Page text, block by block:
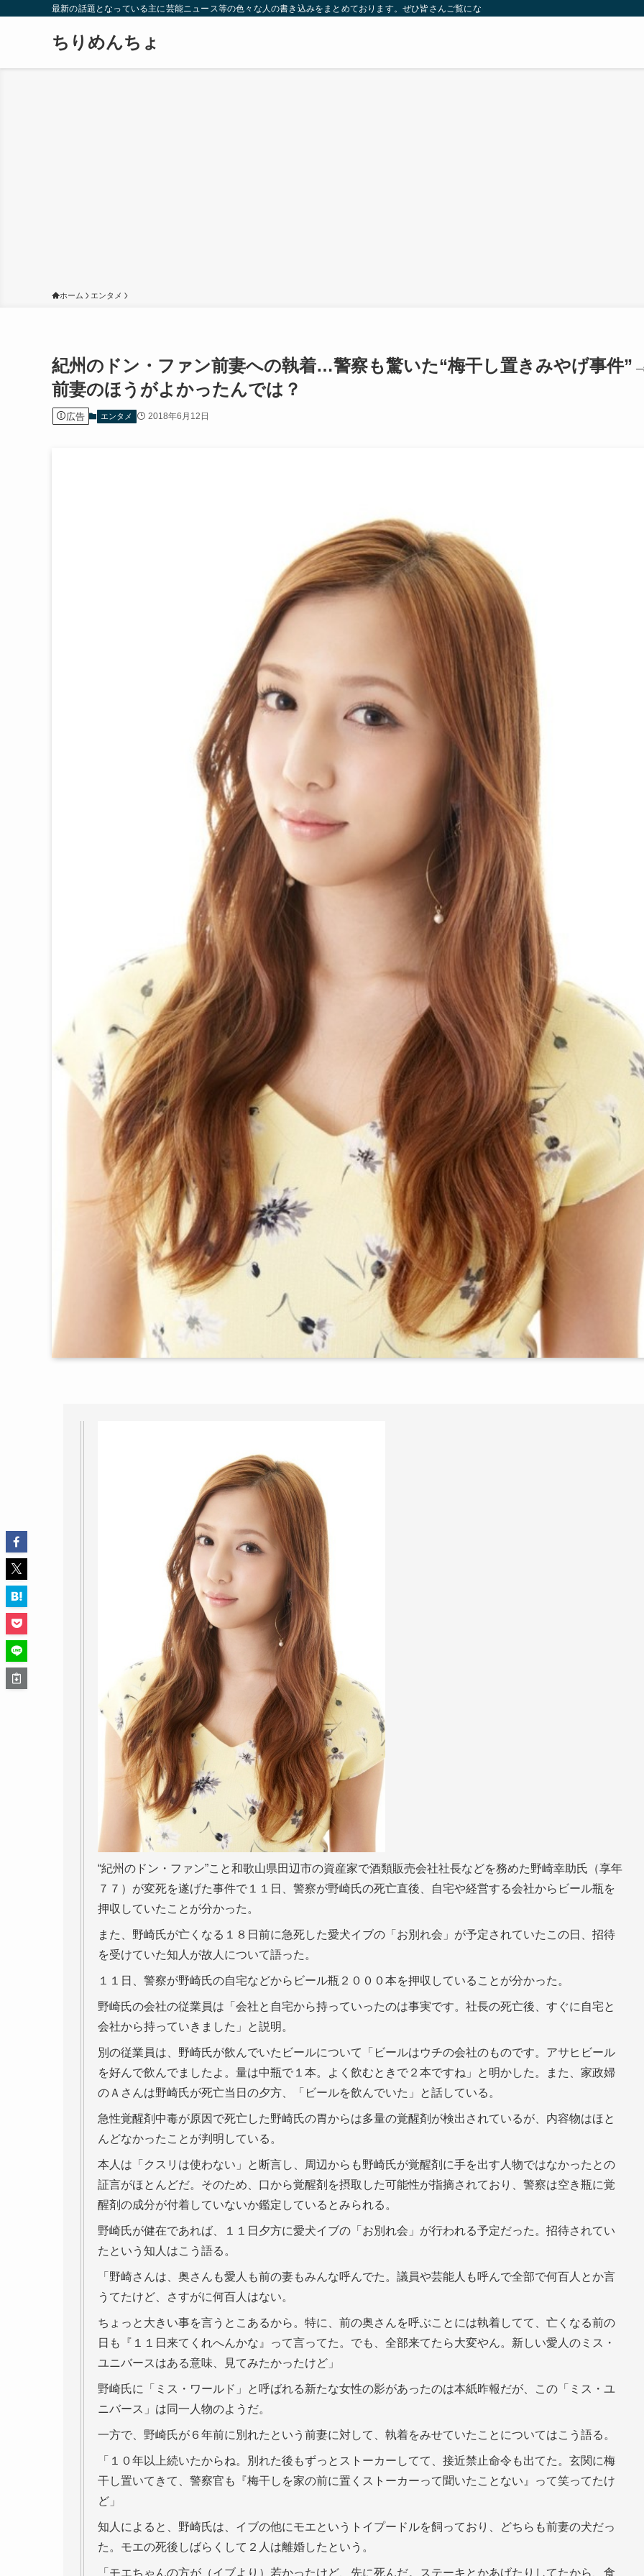
最新の話題となっている主に芸能ニュース等の色々な人の書き込みをまとめております。ぜひ皆さんご覧になっていってください。
ちりめんちょ
ホーム エンタメ
紀州のドン・ファン前妻への執着…警察も驚いた“梅干し置きみやげ事件
前妻のほうがよかったんでは？
広告 エンタメ 2018年6月12日
“紀州のドン・ファン”こと和歌山県田辺市の資産家で酒類販売会社社長などを務めた野崎幸助氏（享年
７７）が変死を遂げた事件で１１日、警察が野崎氏の死亡直後、自宅や経営する会社からビール瓶を
押収していたことが分かった。
また、野崎氏が亡くなる１８日前に急死した愛犬イブの「お別れ会」が予定されていたこの日、招待
を受けていた知人が故人について語った。
１１日、警察が野崎氏の自宅などからビール瓶２０００本を押収していることが分かった。
野崎氏の会社の従業員は「会社と自宅から持っていったのは事実です。社長の死亡後、すぐに自宅と
会社から持っていきました」と説明。
別の従業員は、野崎氏が飲んでいたビールについて「ビールはウチの会社のものです。アサヒビール
を好んで飲んでましたよ。量は中瓶で１本。よく飲むときで２本ですね」と明かした。また、家政婦
のＡさんは野崎氏が死亡当日の夕方、「ビールを飲んでいた」と話している。
急性覚醒剤中毒が原因で死亡した野崎氏の胃からは多量の覚醒剤が検出されているが、内容物はほと
んどなかったことが判明している。
本人は「クスリは使わない」と断言し、周辺からも野崎氏が覚醒剤に手を出す人物ではなかったとの
証言がほとんどだ。そのため、口から覚醒剤を摂取した可能性が指摘されており、警察は空き瓶に覚
醒剤の成分が付着していないか鑑定しているとみられる。
野崎氏が健在であれば、１１日夕方に愛犬イブの「お別れ会」が行われる予定だった。招待されてい
たという知人はこう語る。
「野崎さんは、奥さんも愛人も前の妻もみんな呼んでた。議員や芸能人も呼んで全部で何百人とか言
うてたけど、さすがに何百人はない。
ちょっと大きい事を言うとこあるから。特に、前の奥さんを呼ぶことには執着してて、亡くなる前の
日も『１１日来てくれへんかな』って言ってた。でも、全部来てたら大変やん。新しい愛人のミス・
ユニバースはある意味、見てみたかったけど」
野崎氏に「ミス・ワールド」と呼ばれる新たな女性の影があったのは本紙昨報だが、この「ミス・ユ
ニバース」は同一人物のようだ。
一方で、野崎氏が６年前に別れたという前妻に対して、執着をみせていたことについてはこう語る。
「１０年以上続いたからね。別れた後もずっとストーカーしてて、接近禁止命令も出てた。玄関に梅
干し置いてきて、警察官も『梅干しを家の前に置くストーカーって聞いたことない』って笑ってたけ
ど」
知人によると、野崎氏は、イブの他にモエというトイプードルを飼っており、どちらも前妻の犬だっ
た。モエの死後しばらくして２人は離婚したという。
「モエちゃんの方が（イブより）若かったけど、先に死んだ。ステーキとかあげたりしてたから、食